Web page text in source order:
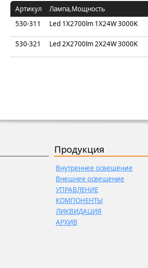
Артикул Лампа,Мощность
530-311
Led 1X2700lm 1X24W 3000K
530-321 Led 2X2700lm 2X24W 3000K
Продукция
Внутреннее освещение
Внешнее освещение
УПРАВЛЕНИЕ
КОМПОНЕНТЫ
ЛИКВИДАЦИЯ
АРХИВ